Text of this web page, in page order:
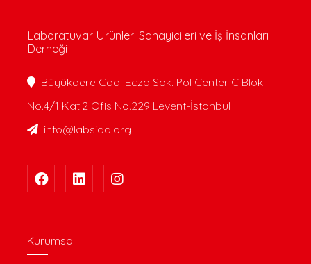
Laboratuvar Ürünleri Sanayicileri ve İş İnsanları
Derneği
Büyükdere Cad. Ecza Sok. Pol Center C Blok
No.4/1 Kat:2 Ofis No.229 Levent-İstanbul
info@labsiad.org
Kurumsal